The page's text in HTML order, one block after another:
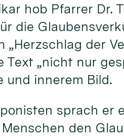
hob Pfarrer Dr.
die
„Herzschlag der
„nicht nur
und innerem Bild.
sprach er
den